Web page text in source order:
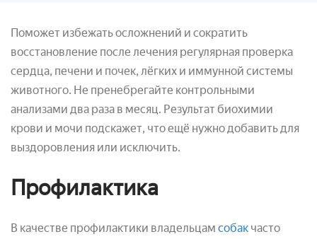
Поможет избежать осложнений и сократить
восстановление после лечения регулярная проверка
сердца, печени и почек, лёгких и иммунной системы
животного. Не пренебрегайте контрольными
анализами два раза в месяц. Результат биохимии
крови и мочи подскажет, что ещё нужно добавить для
выздоровления или исключить.
Профилактика
В качестве профилактики владельцам собак часто